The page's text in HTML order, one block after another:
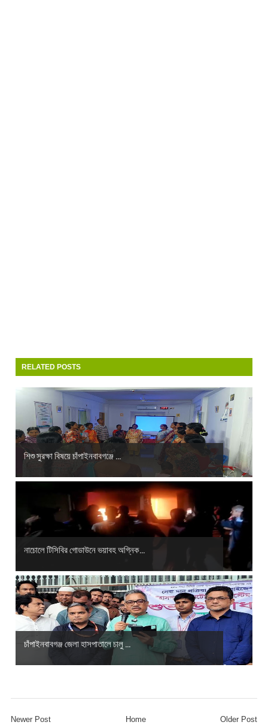
RELATED POSTS
শিশু সুরক্ষা বিষয়ে চাঁপাইনবাবগঞ্জে ...
নাচোলে টিসিবির গোডাউনে ভয়াবহ অগ্নিক...
চাঁপাইনবাবগঞ্জ জেলা হাসপাতালে চালু ...
Newer Post Older Post
Home